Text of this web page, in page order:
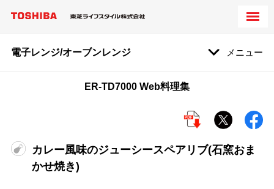
電子レンジ/オーブンレンジ メニュー
ER-TD7000 Web料理集
カレー風味のジューシースペアリブ(石窯おま
かせ焼き)